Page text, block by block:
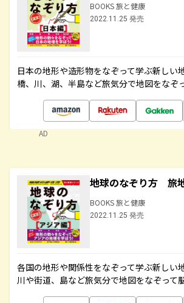
BOOKS 旅と健康
2022.11.25 発売
日本の地形や造形物をなぞって学ぶ新しい
橋、川、湖、半島など旅気分で地図をなぞ
AD
地球のなぞり方 旅
BOOKS 旅と健康
2022.11.25 発売
各国の地形や関係性をなぞって学ぶ新しい
川や街道、島など旅気分で地図をなぞって